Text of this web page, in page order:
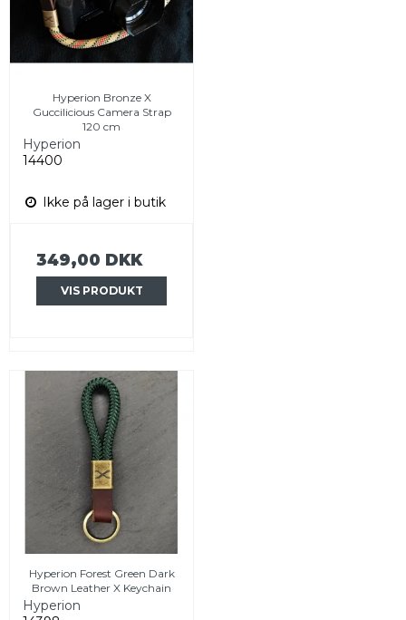
Hyperion Bronze X
Guccilicious Camera Strap
120 cm
Hyperion
14400
Ikke på lager i butik
349,00 DKK
VIS PRODUKT
Hyperion Forest Green Dark
Brown Leather X Keychain
Hyperion